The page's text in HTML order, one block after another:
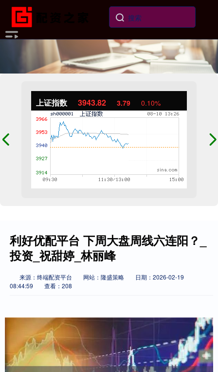
上证指数 3943.82 3.79 0.10%
利好优配平台 下周大盘周线六连阳？_
投资_祝甜婷_林丽峰
来源：终端配资平台 网站：隆盛策略
日期：2026-02-19
08:44:59
查看：208